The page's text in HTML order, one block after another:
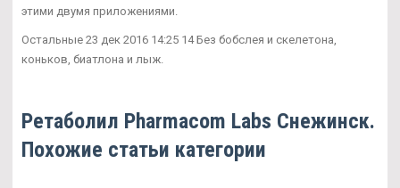
этими двумя приложениями.
Остальные 23 дек 2016 14:25 14 Без бобслея и скелетона,
коньков, биатлона и лыж.
Ретаболил Pharmacom Labs Снежинск.
Похожие статьи категории